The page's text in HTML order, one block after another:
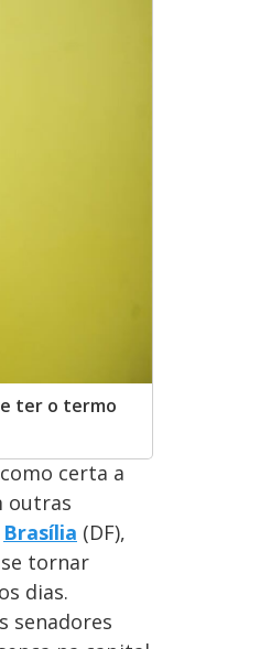
ter o termo
certa a
outras
Brasília (DF),
tornar
dias.
senadores